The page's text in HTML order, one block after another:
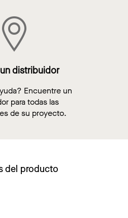
distribuidor
Encuentre un
para todas las
de su proyecto.
del producto